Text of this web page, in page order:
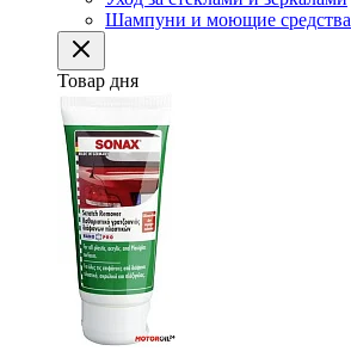
Шампуни и моющие средства
Товар дня